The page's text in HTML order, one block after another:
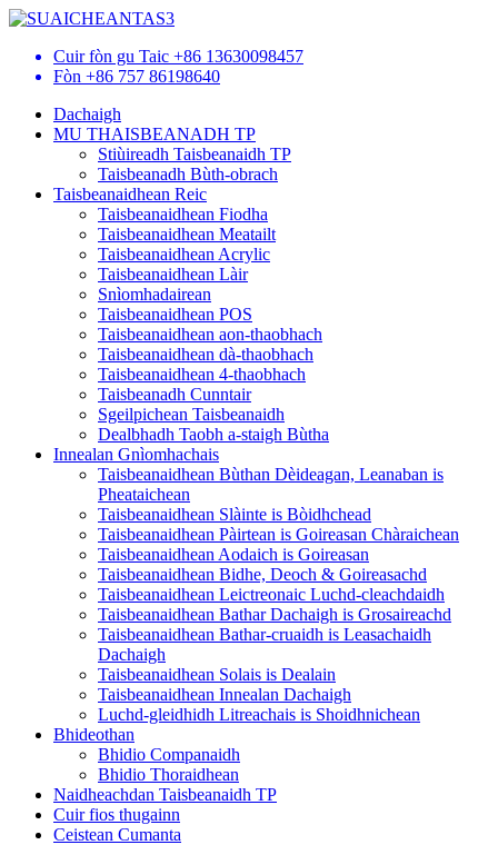
Cuir fòn gu Taic +86 13630098457
Fòn +86 757 86198640
Dachaigh
MU THAISBEANADH TP
Stiùireadh Taisbeanaidh TP
Taisbeanadh Bùth-obrach
Taisbeanaidhean Reic
Taisbeanaidhean Fiodha
Taisbeanaidhean Meatailt
Taisbeanaidhean Acrylic
Taisbeanaidhean Làir
Snìomhadairean
Taisbeanaidhean POS
Taisbeanaidhean aon-thaobhach
Taisbeanaidhean dà-thaobhach
Taisbeanaidhean 4-thaobhach
Taisbeanadh Cunntair
Sgeilpichean Taisbeanaidh
Dealbhadh Taobh a-staigh Bùtha
Innealan Gnìomhachais
Taisbeanaidhean Bùthan Dèideagan, Leanaban is
Pheataichean
Taisbeanaidhean Slàinte is Bòidhchead
Taisbeanaidhean Pàirtean is Goireasan Chàraichean
Taisbeanaidhean Aodaich is Goireasan
Taisbeanaidhean Bidhe, Deoch & Goireasachd
Taisbeanaidhean Leictreonaic Luchd-cleachdaidh
Taisbeanaidhean Bathar Dachaigh is Grosaireachd
Taisbeanaidhean Bathar-cruaidh is Leasachaidh
Dachaigh
Taisbeanaidhean Solais is Dealain
Taisbeanaidhean Innealan Dachaigh
Luchd-gleidhidh Litreachais is Shoidhnichean
Bhideothan
Bhidio Companaidh
Bhidio Thoraidhean
Naidheachdan Taisbeanaidh TP
Cuir fios thugainn
Ceistean Cumanta